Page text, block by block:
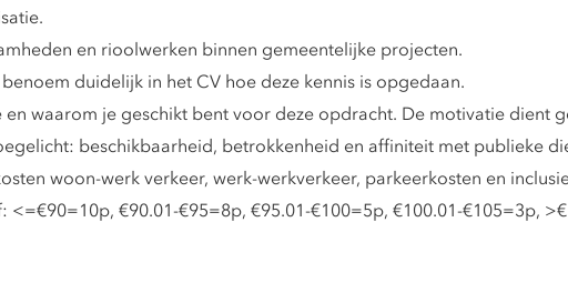
en rioolwerken binnen gemeentelijke projecten.
duidelijk in het CV hoe deze kennis is opgedaan.
waarom je geschikt bent voor deze opdracht. De motivatie dient
beschikbaarheid, betrokkenheid en affiniteit met publieke
woon-werk verkeer, werk-werkverkeer, parkeerkosten en
€90.01-€95=8p, €95.01-€100=5p, €100.01-€105=3p,